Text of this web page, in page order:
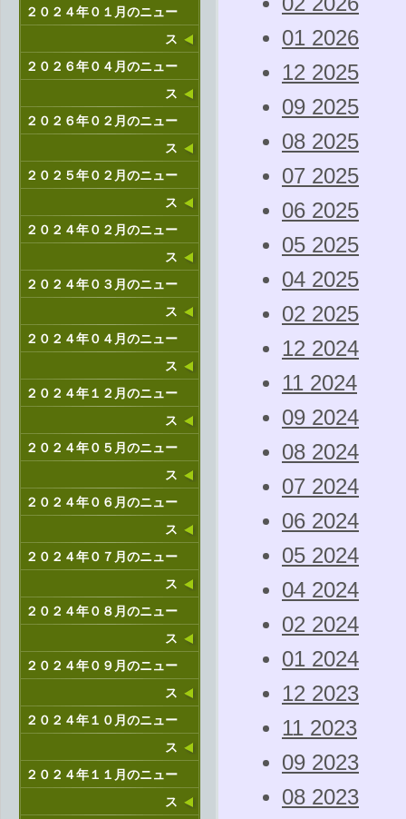
２０２４年０１月のニュー
ス
２０２６年０４月のニュー
ス
２０２６年０２月のニュー
ス
２０２５年０２月のニュー
ス
２０２４年０２月のニュー
ス
２０２４年０３月のニュー
ス
２０２４年０４月のニュー
ス
２０２４年１２月のニュー
ス
２０２４年０５月のニュー
ス
２０２４年０６月のニュー
ス
２０２４年０７月のニュー
ス
２０２４年０８月のニュー
ス
２０２４年０９月のニュー
ス
２０２４年１０月のニュー
ス
２０２４年１１月のニュー
ス
01 2026
12 2025
09 2025
08 2025
07 2025
06 2025
05 2025
04 2025
02 2025
12 2024
11 2024
09 2024
08 2024
07 2024
06 2024
05 2024
04 2024
02 2024
01 2024
12 2023
11 2023
09 2023
08 2023